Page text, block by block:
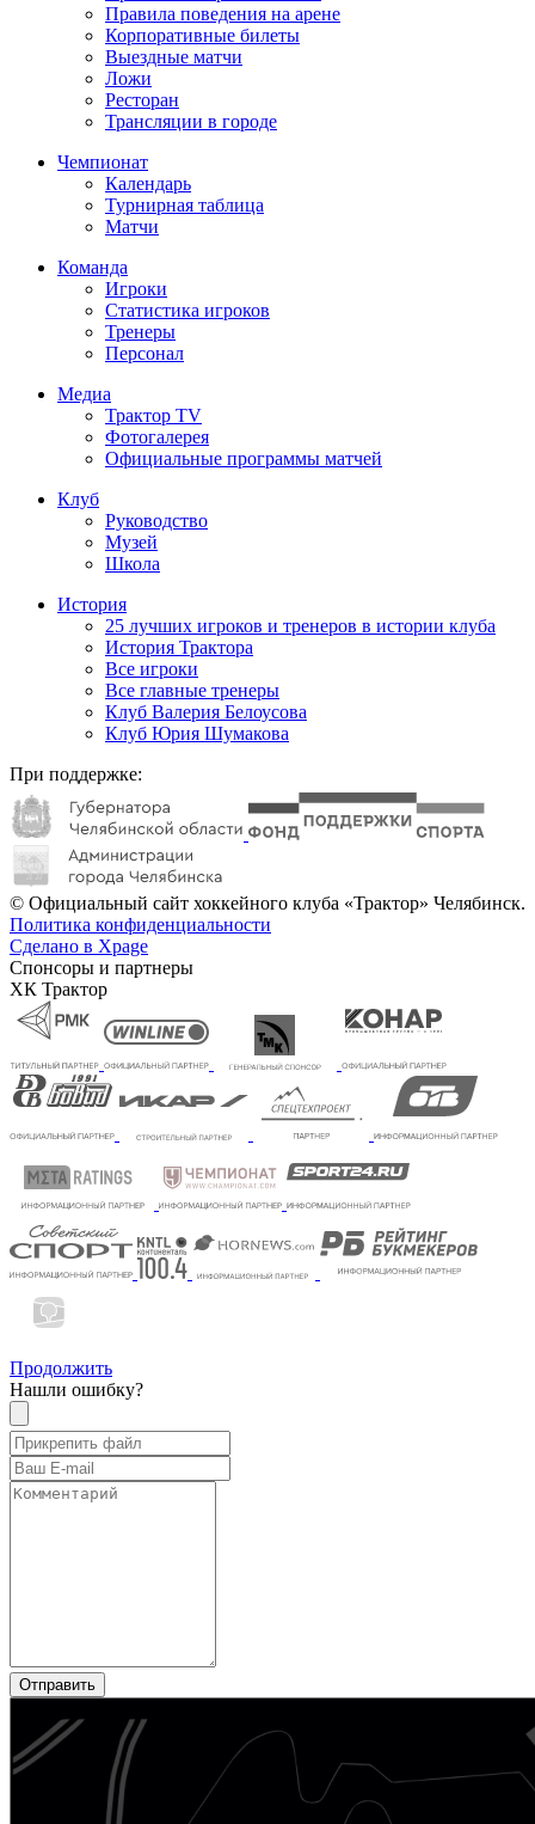
Правила поведения на арене
Корпоративные билеты
Выездные матчи
Ложи
Ресторан
Трансляции в городе
Чемпионат
Календарь
Турнирная таблица
Матчи
Команда
Игроки
Статистика игроков
Тренеры
Персонал
Медиа
Трактор TV
Фотогалерея
Официальные программы матчей
Клуб
Руководство
Музей
Школа
История
25 лучших игроков и тренеров в истории клуба
История Трактора
Все игроки
Все главные тренеры
Клуб Валерия Белоусова
Клуб Юрия Шумакова
При поддержке:
© Официальный сайт хоккейного клуба «Трактор» Челябинск.
Политика конфиденциальности
Сделано в Xpage
Спонсоры и партнеры
ХК Трактор
Продолжить
Нашли ошибку?